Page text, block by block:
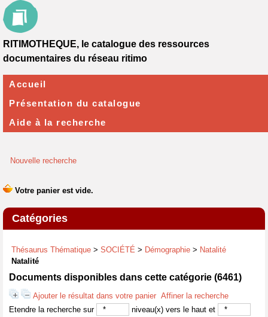
Nouvelle recherche
Catégories
Thésaurus Thématique > SOCIÉTÉ > Démographie > Natalité
Natalité
Documents disponibles dans cette catégorie (6461)
Ajouter le résultat dans votre panier Affiner la recherche
Etendre la recherche sur
niveau(x) vers le haut et
RITIMOTHEQUE, le catalogue des ressources
documentaires du réseau ritimo
Accueil
Présentation du catalogue
Aide à la recherche